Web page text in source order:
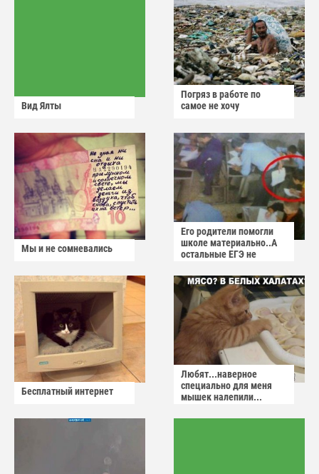
Вид Ялты
Погряз в работе по
самое не хочу
Мы и не сомневались
Его родители помогли
школе материально..А
остальные ЕГЭ не
Бесплатный интернет
Любят...наверное
специально для меня
мышек налепили...